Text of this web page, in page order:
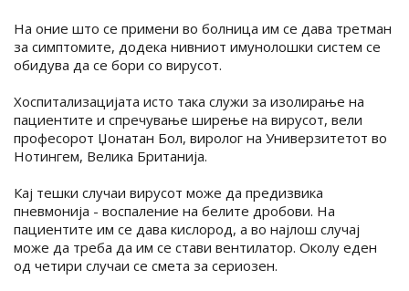
На оние што се примени во болница им се дава третман
за симптомите, додека нивниот имунолошки систем се
обидува да се бори со вирусот.
Хоспитализацијата исто така служи за изолирање на
пациентите и спречување ширење на вирусот, вели
професорот Џонатан Бол, виролог на Универзитетот во
Нотингем, Велика Британија.
Кај тешки случаи вирусот може да предизвика
пневмонија - воспаление на белите дробови. На
пациентите им се дава кислород, а во најлош случај
може да треба да им се стави вентилатор. Околу еден
од четири случаи се смета за сериозен.